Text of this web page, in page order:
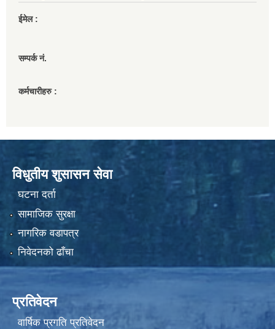
ईमेल :
सम्पर्क नं.
कर्मचारीहरु :
विधुतीय शुसासन सेवा
घटना दर्ता
सामाजिक सुरक्षा
नागरिक वडापत्र
निवेदनको ढाँचा
प्रतिवेदन
वार्षिक प्रगति प्रतिवेदन